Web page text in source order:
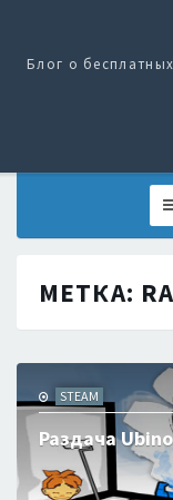
Блог о
МЕТКА:
STEAM
Раздача